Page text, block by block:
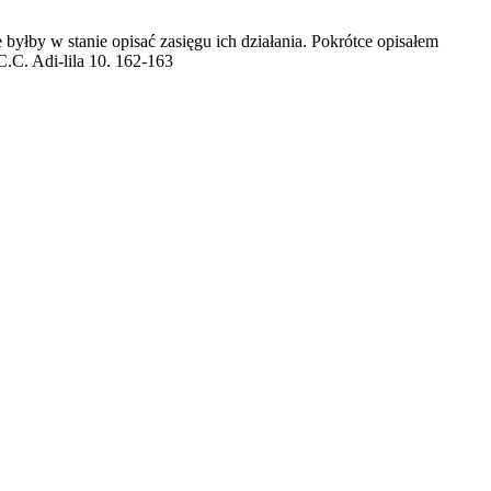
w stanie opisać zasięgu ich działania. Pokrótce opisałem
Adi-lila 10. 162-163